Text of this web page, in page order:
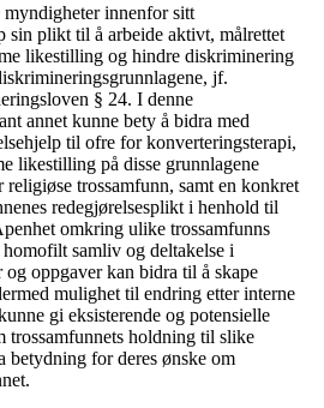
innenfor sitt
sin plikt til å arbeide aktivt, målrettet
likestilling og hindre diskriminering
jf.
§ 24. I denne
annet kunne bety å bidra med
til ofre for konverteringsterapi,
likestilling på disse grunnlagene
religiøse trossamfunn, samt en konkret
redegjørelsesplikt i henhold til
omkring ulike trossamfunns
samliv og deltakelse i
og oppgaver kan bidra til å skape
mulighet til endring etter interne
gi eksisterende og potensielle
trossamfunnets holdning til slike
betydning for deres ønske om